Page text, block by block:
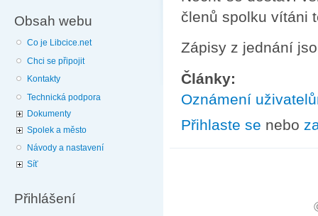
Obsah webu
Co je Libcice.net
Chci se připojit
Kontakty
Technická podpora
Dokumenty
Spolek a město
Návody a nastavení
Síť
Přihlášení
členů spolku vítáni
Zápisy z jednání
Články:
Oznámení
Přihlaste se nebo